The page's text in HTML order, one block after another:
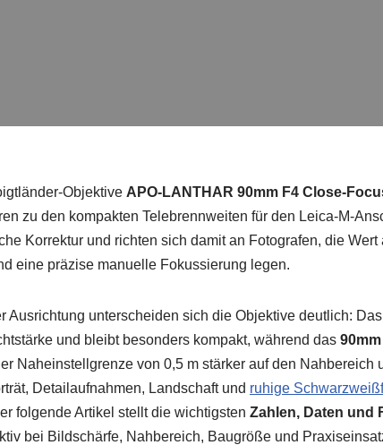
Objektive APO-LANTHAR 90mm F4 Close-
zu den kompakten Telebrennweiten für den Leica-M-
Korrektur und richten sich damit an Fotografen, die
eine präzise manuelle Fokussierung legen.
Ausrichtung unterscheiden sich die Objektive deutlich: Das
und bleibt besonders kompakt, während das
Naheinstellgrenze von 0,5 m stärker auf den Nahbereich
Detailaufnahmen, Landschaft und ruhige
folgende Artikel stellt die wichtigsten Zahlen, Daten und
bei Bildschärfe, Nahbereich, Baugröße und